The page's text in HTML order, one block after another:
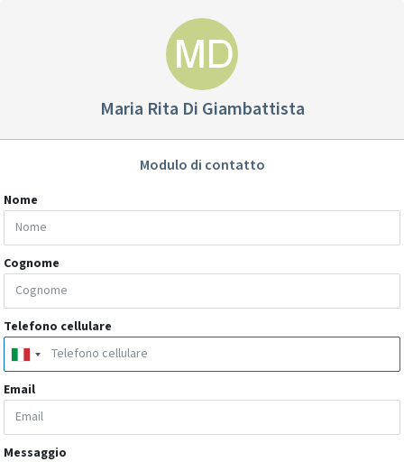
Maria Rita Di Giambattista
Modulo di contatto
Nome
Cognome
Telefono cellulare
Email
Messaggio